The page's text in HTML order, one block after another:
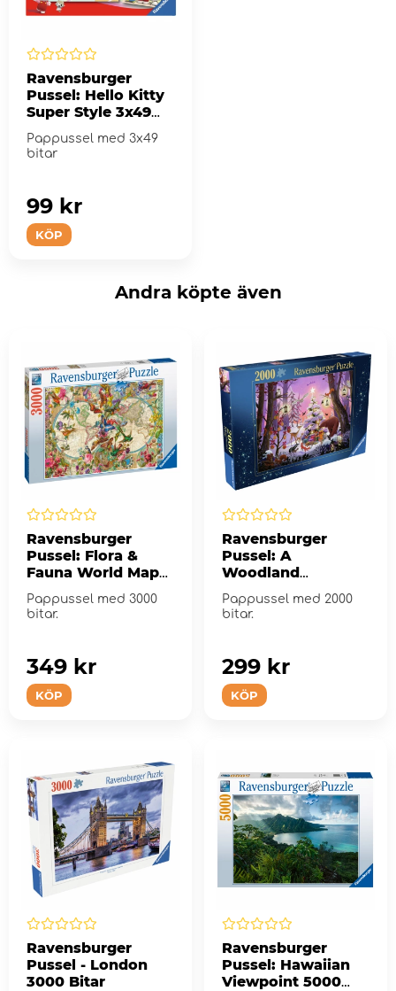
Ravensburger
Pussel: Hello Kitty
Super Style 3x49
Bitar
Pappussel med 3x49
bitar
KÖP
99 kr
Andra köpte även
Ravensburger
Pussel: Flora &
Fauna World Map
3000 Bitar
Pappussel med 3000
bitar.
KÖP
349 kr
Ravensburger
Pussel: A
Woodland
Christmas 2000
Bitar
Pappussel med 2000
bitar.
KÖP
299 kr
Ravensburger
Pussel - London
3000 Bitar
Ravensburger
Pussel: Hawaiian
Viewpoint 5000